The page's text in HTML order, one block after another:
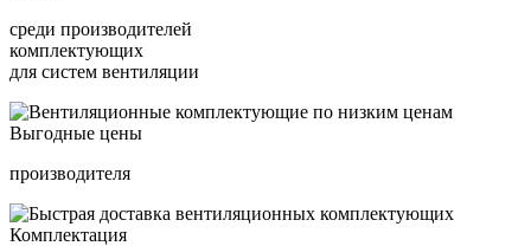
среди производителей
комплектующих
для систем вентиляции
Выгодные цены
производителя
Комплектация